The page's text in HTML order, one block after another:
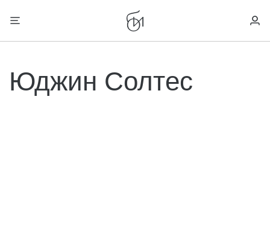
Юджин Солтес